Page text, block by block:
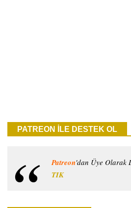
PATREON İLE DESTEK OL
Patreon'dan Üye Olarak
TIK